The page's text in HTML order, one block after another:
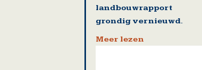
landbouwrapport
grondig vernieuwd.
Meer lezen